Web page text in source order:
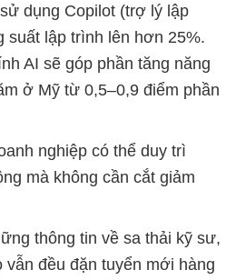
dụng Copilot (trợ lý lập
suất lập trình lên hơn 25%.
AI sẽ góp phần tăng năng
ở Mỹ từ 0,5–0,9 điểm phần
nghiệp có thể duy trì
mà không cần cắt giảm
thông tin về sa thải kỹ sư,
vẫn đều đặn tuyển mới hàng